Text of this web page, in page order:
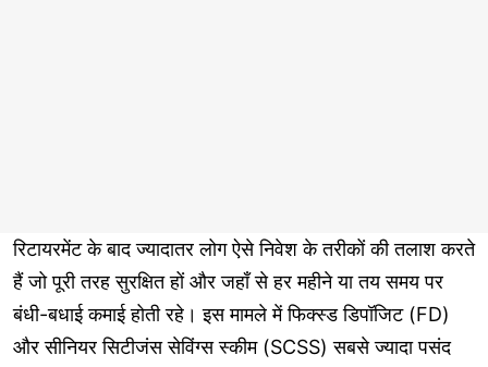
रिटायरमेंट के बाद ज्यादातर लोग ऐसे निवेश के तरीकों की तलाश करते
हैं जो पूरी तरह सुरक्षित हों और जहाँ से हर महीने या तय समय पर
बंधी-बधाई कमाई होती रहे। इस मामले में फिक्स्ड डिपॉजिट (FD)
और सीनियर सिटीजंस सेविंग्स स्कीम (SCSS) सबसे ज्यादा पसंद